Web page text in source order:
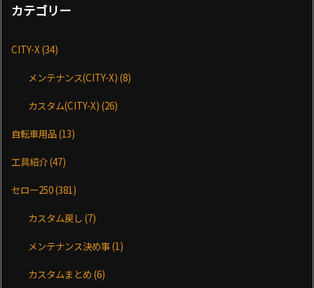
カテゴリー
CITY-X(34)
メンテナンス(CITY-X)(8)
カスタム(CITY-X)(26)
自転車用品(13)
工具紹介(47)
セロー250(381)
カスタム戻し(7)
メンテナンス決め事(1)
カスタムまとめ(6)